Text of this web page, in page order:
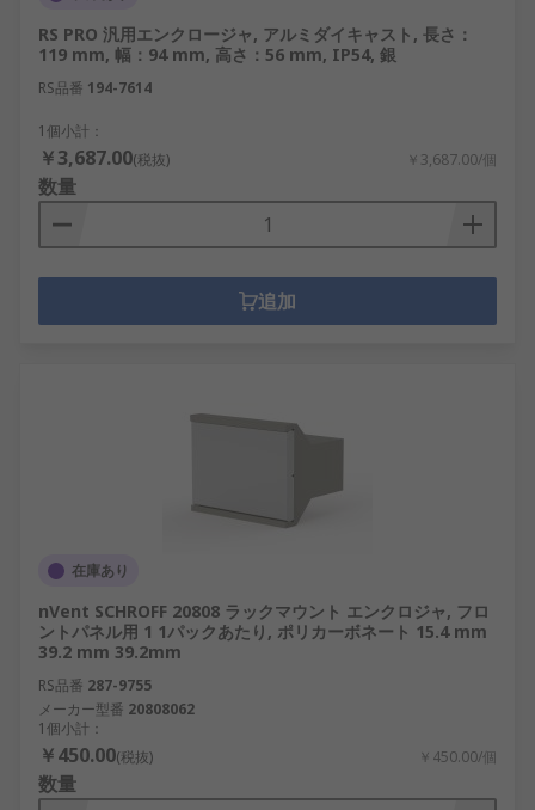
RS PRO 汎用エンクロージャ, アルミダイキャスト, 長さ：
119 mm, 幅：94 mm, 高さ：56 mm, IP54, 銀
RS品番 194-7614
1個小計：
￥3,687.00(税抜) ￥3,687.00/個
数量
追加
在庫あり
nVent SCHROFF 20808 ラックマウント エンクロジャ, フロ
ントパネル用 1 1パックあたり, ポリカーボネート 15.4 mm
39.2 mm 39.2mm
RS品番 287-9755
メーカー型番 20808062
1個小計：
￥450.00(税抜) ￥450.00/個
数量